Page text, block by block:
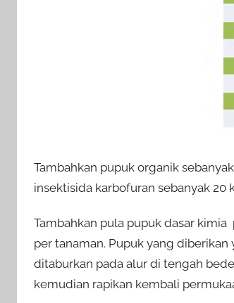
Tambahkan pupuk organik
insektisida karbofuran sebanyak
Tambahkan pula pupuk dasar
per tanaman. Pupuk yang diberikan
ditaburkan pada alur di tengah
kemudian rapikan kembali